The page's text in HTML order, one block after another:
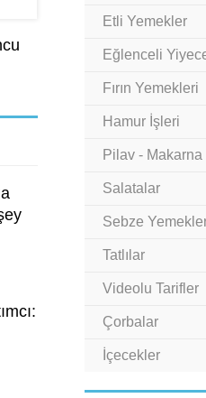
Etli Yemekler
Eğlenceli
Fırın Yemekleri
Hamur İşleri
Pilav - Makarna
Salatalar
Sebze
Tatlılar
Videolu Tarifler
Çorbalar
İçecekler